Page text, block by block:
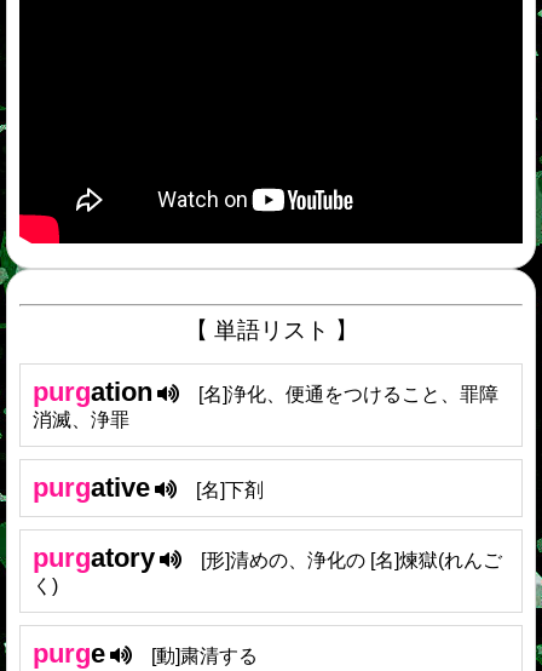
【 単語リスト 】
purgation
[名]浄化、便通をつけること、罪障
消滅、浄罪
purgative [名]下剤
purgatory
[形]清めの、浄化の [名]煉獄(れんご
く)
purge [動]粛清する